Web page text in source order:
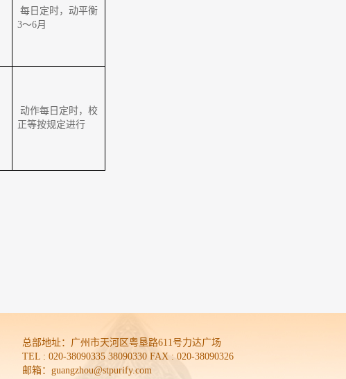
每日定时，动平衡
3～6月
动作每日定时，校
正等按规定进行
总部地址： 广州市天河区粤垦路611号力达广场
TEL : 020-38090335 38090330 FAX : 020-38090326
邮箱：guangzhou@stpurify.com